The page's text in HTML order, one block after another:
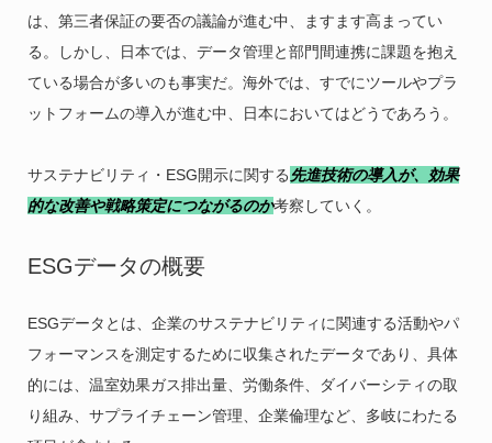
は、第三者保証の要否の議論が進む中、ますます高まってい
る。しかし、日本では、データ管理と部門間連携に課題を抱え
ている場合が多いのも事実だ。海外では、すでにツールやプラ
ットフォームの導入が進む中、日本においてはどうであろう。
サステナビリティ・ESG開示に関する 先進技術の導入が、効果
的な改善や戦略策定につながるのか考察していく。
ESGデータの概要
ESGデータとは、企業のサステナビリティに関連する活動やパ
フォーマンスを測定するために収集されたデータであり、具体
的には、温室効果ガス排出量、労働条件、ダイバーシティの取
り組み、サプライチェーン管理、企業倫理など、多岐にわたる